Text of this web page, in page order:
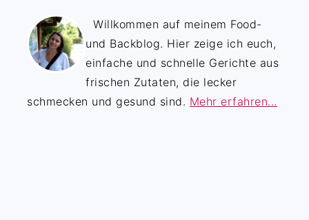
Willkommen auf meinem Food-
und Backblog. Hier zeige ich euch,
einfache und schnelle Gerichte aus
frischen Zutaten, die lecker
schmecken und gesund sind. Mehr erfahren...